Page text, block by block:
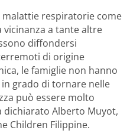
respiratorie come
a tante altre
diffondersi
di origine
le famiglie non hanno
grado di tornare nelle
può essere molto
dichiarato Alberto Muyot,
Children Filippine.